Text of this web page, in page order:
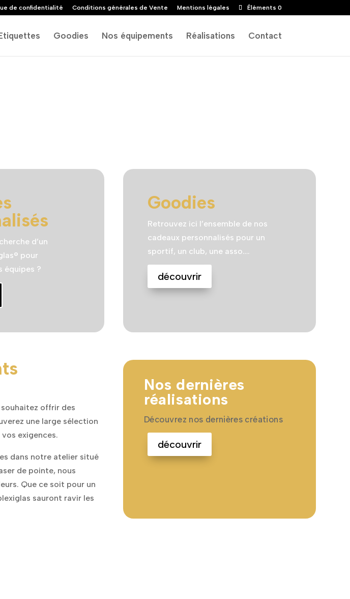
de confidentialité Conditions générales de Vente Mentions légales Éléments 0
Goodies Nos équipements Réalisations Contact
d’un
pour
équipes ?
Goodies
Retrouvez ici l’ensemble de nos
cadeaux personnalisés pour un
sportif, un club, une asso….
découvrir
offrir des
une large sélection
exigences.
dans notre atelier situé
de pointe, nous
Que ce soit pour un
sauront ravir les
Nos dernières
réalisations
Découvrez nos dernières créations
découvrir